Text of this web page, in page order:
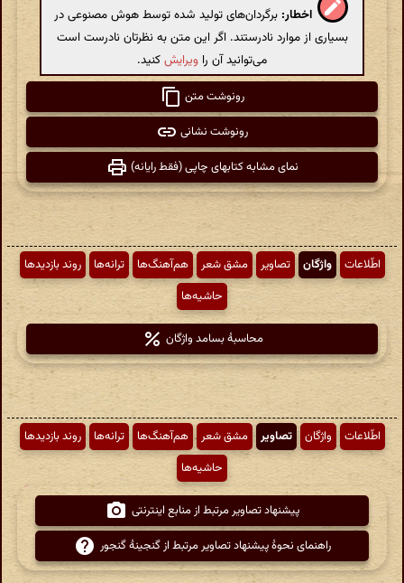
اخطار: برگردان‌های تولید شده توسط هوش مصنوعی در
بسیاری از موارد نادرستند. اگر این متن به نظرتان نادرست است
می‌توانید آن را ویرایشکنید.
رونوشت متن
رونوشت نشانی
نمای مشابه کتابهای چاپی (فقط رایانه)
اطّلاعات واژگان تصاویر مشق شعر هم‌آهنگ‌ها ترانه‌ها
روند بازدیدها
حاشیه‌ها
محاسبهٔ بسامد واژگان
اطّلاعات واژگان تصاویر مشق شعر هم‌آهنگ‌ها ترانه‌ها
روند بازدیدها
حاشیه‌ها
پیشنهاد تصاویر مرتبط از منابع اینترنتی
راهنمای نحوهٔ پیشنهاد تصاویر مرتبط از گنجینهٔ گنجور